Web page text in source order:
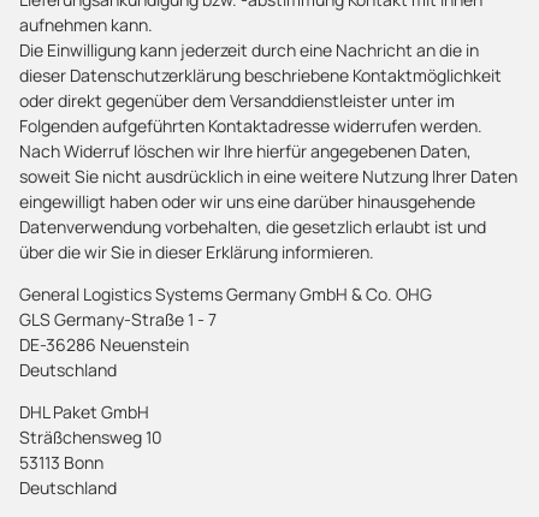
aufnehmen kann.
Die Einwilligung kann jederzeit durch eine Nachricht an die in
dieser Datenschutzerklärung beschriebene Kontaktmöglichkeit
oder direkt gegenüber dem Versanddienstleister unter im
Folgenden aufgeführten Kontaktadresse widerrufen werden.
Nach Widerruf löschen wir Ihre hierfür angegebenen Daten,
soweit Sie nicht ausdrücklich in eine weitere Nutzung Ihrer Daten
eingewilligt haben oder wir uns eine darüber hinausgehende
Datenverwendung vorbehalten, die gesetzlich erlaubt ist und
über die wir Sie in dieser Erklärung informieren.
General Logistics Systems Germany GmbH & Co. OHG
GLS Germany-Straße 1 - 7
DE-36286 Neuenstein
Deutschland
DHL Paket GmbH
Sträßchensweg 10
53113 Bonn
Deutschland